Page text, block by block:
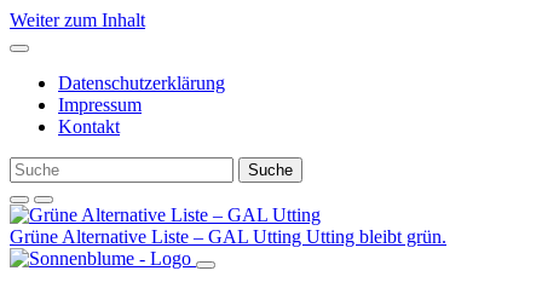
Weiter zum Inhalt
Datenschutzerklärung
Impressum
Kontakt
Grüne Alternative Liste – GAL Utting Utting bleibt grün.